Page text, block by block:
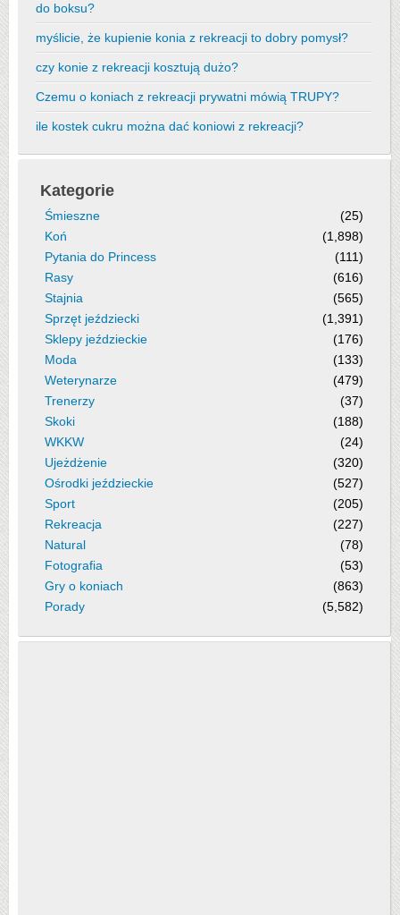
do boksu?
myślicie, że kupienie konia z rekreacji to dobry pomysł?
czy konie z rekreacji kosztują dużo?
Czemu o koniach z rekreacji prywatni mówią TRUPY?
ile kostek cukru można dać koniowi z rekreacji?
Kategorie
Śmieszne
(25)
Koń
(1,898)
Pytania do Princess
(111)
Rasy
(616)
Stajnia
(565)
Sprzęt jeździecki
(1,391)
Sklepy jeździeckie
(176)
Moda
(133)
Weterynarze
(479)
Trenerzy
(37)
Skoki
(188)
WKKW
(24)
Ujeżdżenie
(320)
Ośrodki jeździeckie
(527)
Sport
(205)
Rekreacja
(227)
Natural
(78)
Fotografia
(53)
Gry o koniach
(863)
Porady
(5,582)